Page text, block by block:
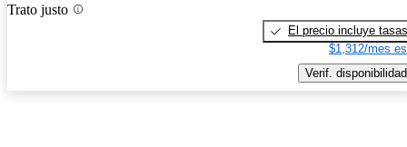
Trato justo
El precio incluye tasas
$1,312/mes
Verif. disponibilidad